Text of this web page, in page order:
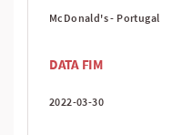
McDonald's - Portugal
DATA FIM
2022-03-30